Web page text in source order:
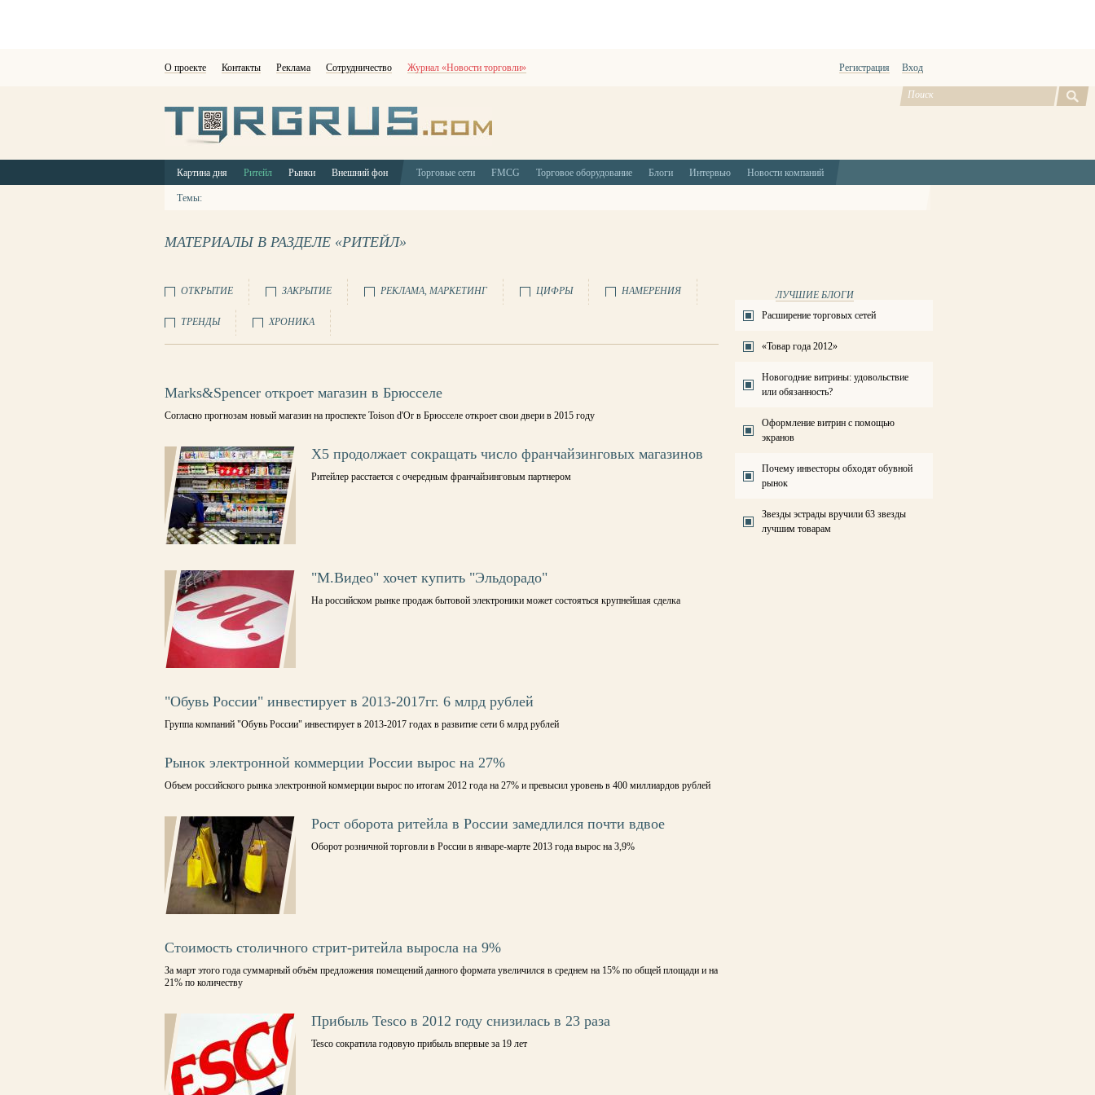
О проекте Контакты Реклама Сотрудничество Журнал «Новости торговли» Регистрация Вход
Картина дня Ритейл Рынки Внешний фон Торговые сети FMCG Торговое оборудование Блоги Интервью Новости компаний
Темы:
МАТЕРИАЛЫ В РАЗДЕЛЕ «РИТЕЙЛ»
ОТКРЫТИЕ ЗАКРЫТИЕ РЕКЛАМА, МАРКЕТИНГ ЦИФРЫ НАМЕРЕНИЯ
ТРЕНДЫ ХРОНИКА
Marks&Spencer откроет магазин в Брюсселе
Согласно прогнозам новый магазин на проспекте Toison d'Or в Брюсселе откроет свои двери в 2015 году
Х5 продолжает сокращать число франчайзинговых магазинов
Ритейлер расстается с очередным франчайзинговым партнером
"М.Видео" хочет купить "Эльдорадо"
На российском рынке продаж бытовой электроники может состояться крупнейшая сделка
"Обувь России" инвестирует в 2013-2017гг. 6 млрд рублей
Группа компаний "Обувь России" инвестирует в 2013-2017 годах в развитие сети 6 млрд рублей
Рынок электронной коммерции России вырос на 27%
Объем российского рынка электронной коммерции вырос по итогам 2012 года на 27% и превысил уровень в 400 миллиардов рублей
Рост оборота ритейла в России замедлился почти вдвое
Оборот розничной торговли в России в январе-марте 2013 года вырос на 3,9%
Стоимость столичного стрит-ритейла выросла на 9%
За март этого года суммарный объём предложения помещений данного формата увеличился в среднем на 15% по общей площади и на
21% по количеству
Прибыль Tesco в 2012 году снизилась в 23 раза
Tesco сократила годовую прибыль впервые за 19 лет
ЛУЧШИЕ БЛОГИ
Расширение торговых сетей
«Товар года 2012»
Новогодние витрины: удовольствие
или обязанность?
Оформление витрин с помощью
экранов
Почему инвесторы обходят обувной
рынок
Звезды эстрады вручили 63 звезды
лучшим товарам